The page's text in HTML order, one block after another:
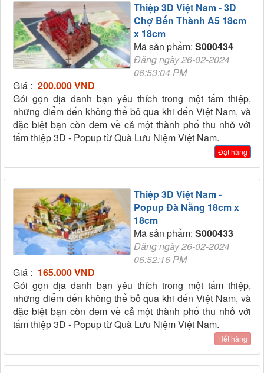
Thiệp 3D Việt Nam - 3D
Chợ Bến Thành A5 18cm
x 18cm
Mã sản phẩm: S000434
Đăng ngày 26-02-2024
06:53:04 PM
Giá : 200.000 VND
Gói gọn địa danh bạn yêu thích trong một tấm thiệp,
những điểm đến không thể bỏ qua khi đến Việt Nam, và
đặc biệt bạn còn đem về cả một thành phố thu nhỏ với
tấm thiệp 3D - Popup từ Quà Lưu Niệm Việt Nam.
Đặt hàng
Thiệp 3D Việt Nam -
Popup Đà Nẵng 18cm x
18cm
Mã sản phẩm: S000433
Đăng ngày 26-02-2024
06:52:16 PM
Giá : 165.000 VND
Gói gọn địa danh bạn yêu thích trong một tấm thiệp,
những điểm đến không thể bỏ qua khi đến Việt Nam, và
đặc biệt bạn còn đem về cả một thành phố thu nhỏ với
tấm thiệp 3D - Popup từ Quà Lưu Niệm Việt Nam.
Hết hàng